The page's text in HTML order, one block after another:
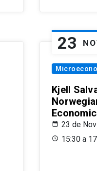
23
Kjell
23 de
15:30 a